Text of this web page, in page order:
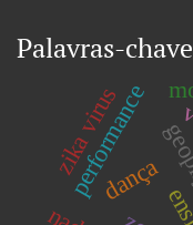
Palavras-chave
dança
performance
zika virus